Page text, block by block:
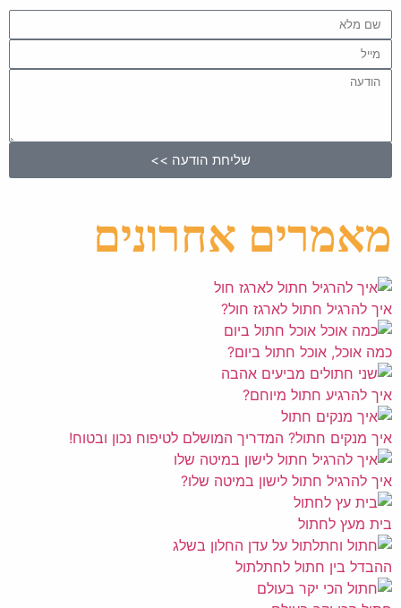
שליחת הודעה >>
מאמרים אחרונים
איך להרגיל חתול לארגז חול?
כמה אוכל, אוכל חתול ביום?
איך להרגיע חתול מיוחם?
איך מנקים חתול? המדריך המושלם לטיפוח נכון ובטוח!
איך להרגיל חתול לישון במיטה שלו?
בית מעץ לחתול
ההבדל בין חתול לחתלתול